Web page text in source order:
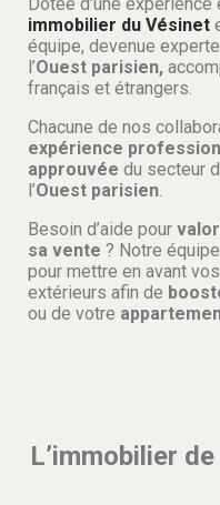
immobilier du Vésinet
équipe, devenue
l’Ouest parisien,
français et étrangers.
Chacune de nos
expérience
approuvée du secteur
l’Ouest parisien
Besoin d’aide pour
sa vente ? Notre
pour mettre en avant
extérieurs afin de
ou de votre
L’immobilier